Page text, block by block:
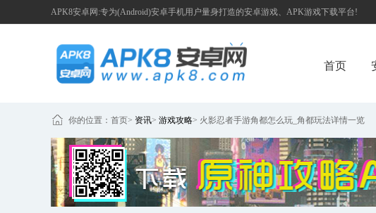
APK8安卓网:专为(Android)安卓手机用户量身打造的安卓游戏、APK游戏下载平台!
首页
你的位置： 首页> 资讯> 游戏攻略> 火影忍者手游角都怎么玩_角都玩法详情一览